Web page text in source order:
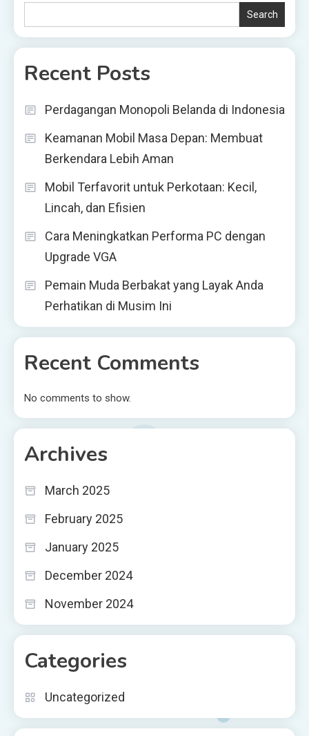
Search
Recent Posts
Perdagangan Monopoli Belanda di Indonesia
Keamanan Mobil Masa Depan: Membuat
Berkendara Lebih Aman
Mobil Terfavorit untuk Perkotaan: Kecil,
Lincah, dan Efisien
Cara Meningkatkan Performa PC dengan
Upgrade VGA
Pemain Muda Berbakat yang Layak Anda
Perhatikan di Musim Ini
Recent Comments
No comments to show.
Archives
March 2025
February 2025
January 2025
December 2024
November 2024
Categories
Uncategorized